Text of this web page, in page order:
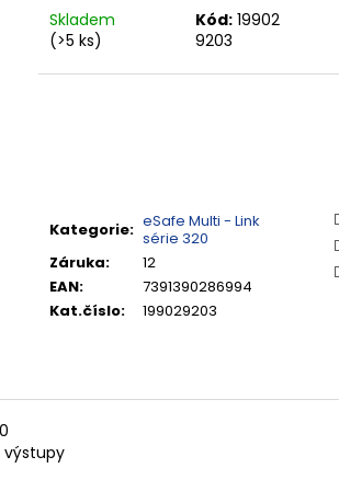
Skladem
(>5 ks)
Kód: 19902
9203
Kategorie: eSafe Multi - Link
série 320
Záruka:
12
EAN:
7391390286994
Kat.číslo: 199029203
výstupy
Kč